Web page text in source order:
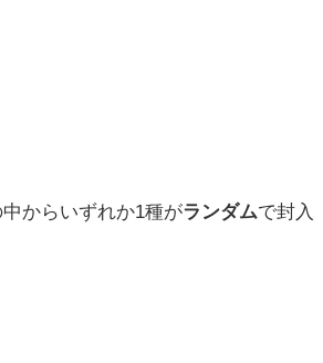
からいずれか1種がランダムで封入